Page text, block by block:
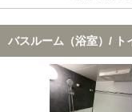
バスルーム（浴室）/ ト